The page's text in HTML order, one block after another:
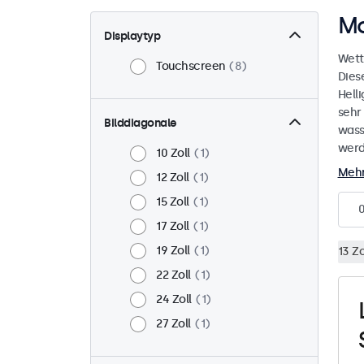
Displaytyp
Touchscreen 8
Bilddiagonale
10 Zoll
1
12 Zoll
1
15 Zoll
1
17 Zoll
1
19 Zoll
1
22 Zoll
1
24 Zoll
1
27 Zoll
1
sehr
0
13